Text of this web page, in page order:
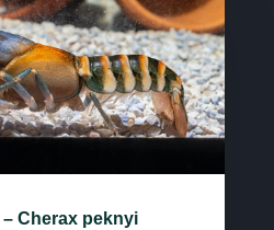
Cherax peknyi